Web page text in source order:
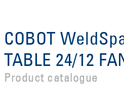
COBOT
TABLE 24/12
Product catalogue